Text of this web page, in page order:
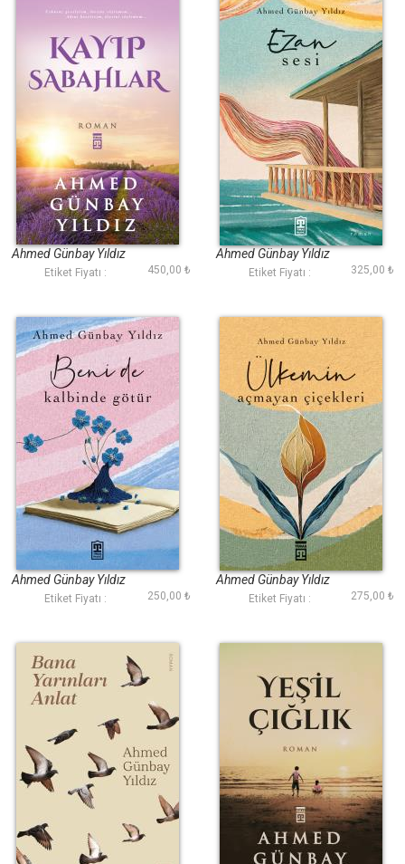
Kayıp Sabahlar
Ahmed Günbay Yıldız
Etiket Fiyatı : 450,00 ₺
Ezan Sesi
Ahmed Günbay Yıldız
Etiket Fiyatı : 325,00 ₺
Beni de Kalbinde
Ahmed Günbay Yıldız
Etiket Fiyatı : 250,00 ₺
Ülkemin Açmayan
Çiçekleri
Ahmed Günbay Yıldız
Etiket Fiyatı : 275,00 ₺